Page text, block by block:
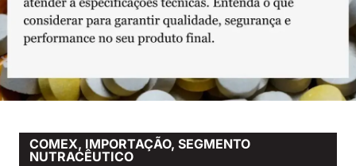
COMEX, IMPORTAÇÃO, SEGMENTO
NUTRACÊUTICO